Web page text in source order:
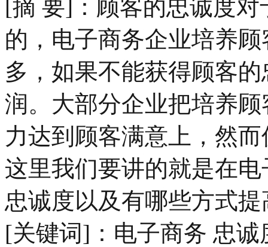
[摘 要]：顾客的忠诚度
的，电子商务企业培养
多，如果不能获得顾客
润。大部分企业把培养
力达到顾客满意上，然
这里我们要讲的就是在
忠诚度以及有哪些方式
[关键词]：电子商务 忠诚